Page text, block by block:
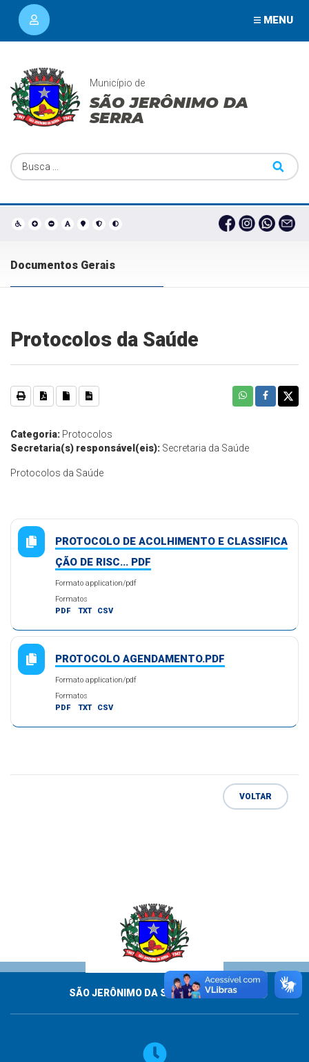
MENU
Município de
SÃO JERÔNIMO DA
SERRA
Documentos Gerais
Protocolos da Saúde
Categoria: Protocolos
Secretaria(s) responsável(eis): Secretaria da Saúde
Protocolos da Saúde
PROTOCOLO DE ACOLHIMENTO E CLASSIFICA
ÇÃO DE RISC... PDF
Formato application/pdf
Formatos
PDF
TXT CSV
PROTOCOLO AGENDAMENTO.PDF
Formato application/pdf
Formatos
PDF
TXT CSV
VOLTAR
SÃO JERÔNIMO DA SERRA - PARANÁ